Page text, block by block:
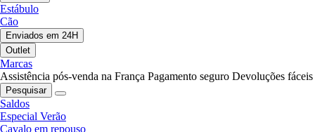
Estábulo
Cão
Enviados em 24H
Outlet
Marcas
Assistência pós-venda na França Pagamento seguro Devoluções fáceis
Pesquisar
Saldos
Especial Verão
Cavalo em repouso